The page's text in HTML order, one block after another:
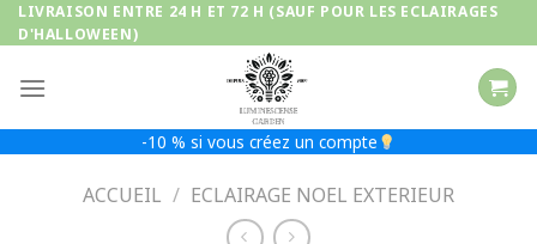
Passer
au
LIVRAISON ENTRE 24 H ET 72 H (SAUF POUR LES ECLAIRAGES
D'HALLOWEEN)
-10 % si vous créez un compte
ACCUEIL / ECLAIRAGE NOEL EXTERIEUR